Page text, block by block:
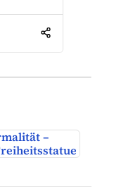
–